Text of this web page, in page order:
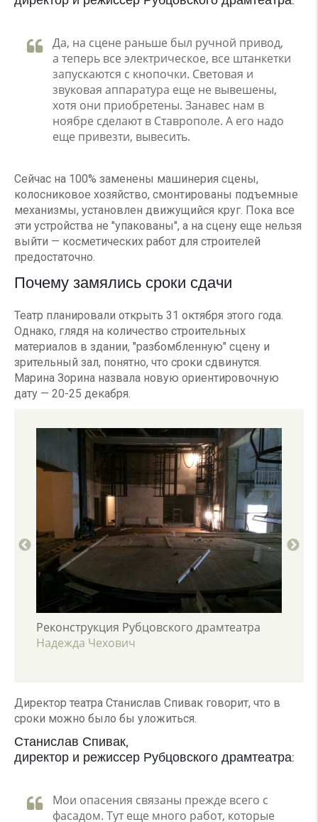
Да, на сцене раньше был ручной привод,
а теперь все электрическое, все штанкетки
запускаются с кнопочки. Световая и
звуковая аппаратура еще не вывешены,
хотя они приобретены. Занавес нам в
ноябре сделают в Ставрополе. А его надо
еще привезти, вывесить.
Сейчас на 100% заменены машинерия сцены,
колосниковое хозяйство, смонтированы подъемные
механизмы, установлен движущийся круг. Пока все
эти устройства не "упакованы", а на сцену еще нельзя
выйти — косметических работ для строителей
предостаточно.
Почему замялись сроки сдачи
Театр планировали открыть 31 октября этого года.
Однако, глядя на количество строительных
материалов в здании, "разбомбленную" сцену и
зрительный зал, понятно, что сроки сдвинутся.
Марина Зорина назвала новую ориентировочную
дату — 20-25 декабря.
Реконструкция Рубцовского драмтеатра
Надежда Чехович
Директор театра Станислав Спивак говорит, что в
сроки можно было бы уложиться.
Станислав Спивак,
директор и режиссер Рубцовского драмтеатра:
Мои опасения связаны прежде всего с
фасадом. Тут еще много работ, которые